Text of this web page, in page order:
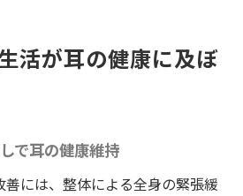
活が耳の健康に及ぼ
で耳の健康維持
には、整体による全身の緊張緩